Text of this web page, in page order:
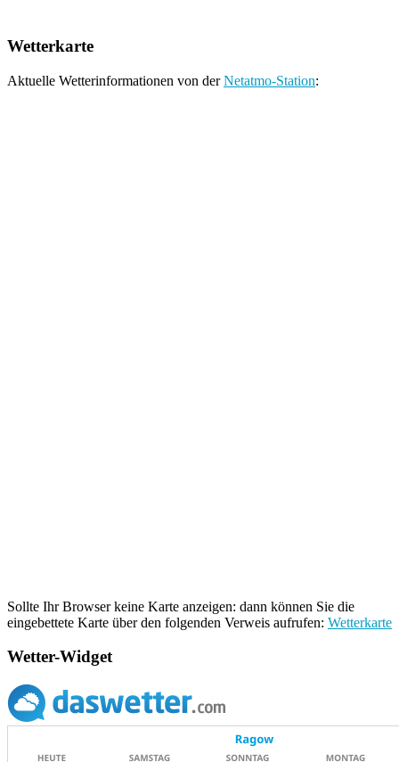
Wetterkarte
Aktuelle Wetterinformationen von derNetatmo-Station:
Sollte Ihr Browser keine Karte anzeigen: dann können Sie die
eingebettete Karte über den folgenden Verweis aufrufen: Wetterkarte
Wetter-Widget